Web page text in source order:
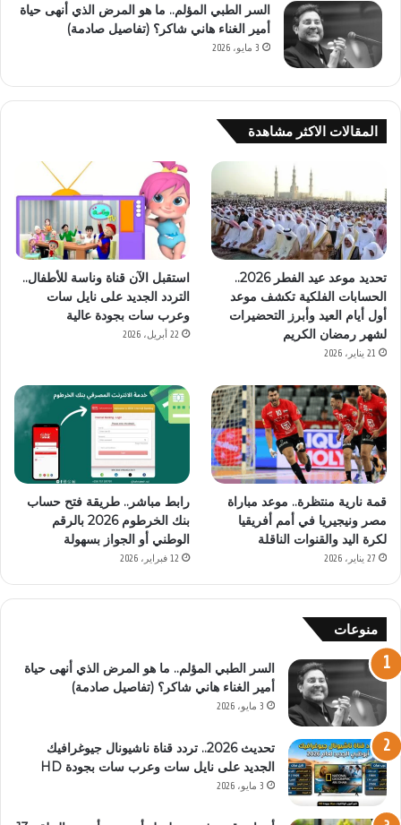
السر الطبي المؤلم.. ما هو المرض الذي أنهى حياة
أمير الغناء هاني شاكر؟ (تفاصيل صادمة)
3 مايو، 2026
المقالات الاكثر مشاهدة
تحديد موعد عيد الفطر 2026..
الحسابات الفلكية تكشف موعد
أول أيام العيد وأبرز التحضيرات
لشهر رمضان الكريم
21 يناير، 2026
استقبل الآن قناة وناسة للأطفال..
التردد الجديد على نايل سات
وعرب سات بجودة عالية
22 أبريل، 2026
قمة نارية منتظرة.. موعد مباراة
مصر ونيجيريا في أمم أفريقيا
لكرة اليد والقنوات الناقلة
27 يناير، 2026
رابط مباشر.. طريقة فتح حساب
بنك الخرطوم 2026 بالرقم
الوطني أو الجواز بسهولة
12 فبراير، 2026
منوعات
السر الطبي المؤلم.. ما هو المرض الذي أنهى حياة
أمير الغناء هاني شاكر؟ (تفاصيل صادمة)
3 مايو، 2026
تحديث 2026.. تردد قناة ناشيونال جيوغرافيك
الجديد على نايل سات وعرب سات بجودة HD
3 مايو، 2026